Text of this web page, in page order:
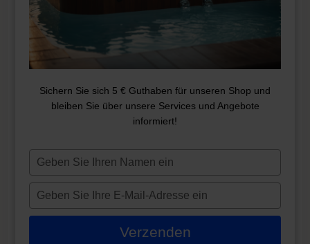
ZWISCHENLAGEN-
M
ZR-22099
81,95€
Sichern Sie sich 5 € Guthaben für unseren Shop und
bleiben Sie über unsere Services und Angebote
informiert!
Typ
naam
Typ
e-
Verzenden